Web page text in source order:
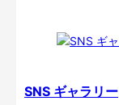
SNS ギャラリー